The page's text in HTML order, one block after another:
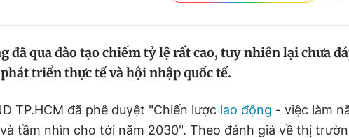
đã qua đào tạo chiếm tỷ lệ rất cao, tuy nhiên lại chưa
triển thực tế và hội nhập quốc tế.
TP.HCM đã phê duyệt "Chiến lược lao động - việc làm
tầm nhìn cho tới năm 2030". Theo đánh giá về thị